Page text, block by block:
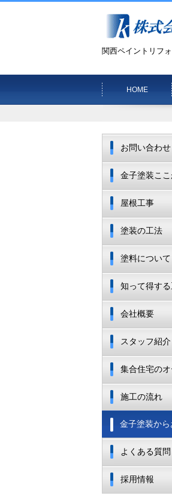
関西ペイントリフ
HOME
お問い合わせ
金子塗装ここ
屋根工事
塗装の工法
塗料について
知って得す
会社概要
スタッフ紹介
集合住宅の
施工の流れ
金子塗装か
よくある質問
採用情報